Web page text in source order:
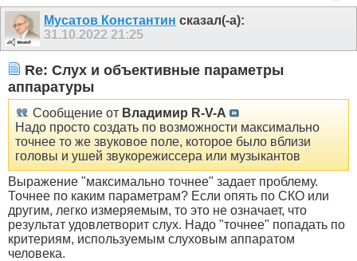
Мусатов Константин сказал(-а):
31.10.2022 21:25
Re: Слух и объективные параметры
аппаратуры
Сообщение от Владимир R-V-A
Надо просто создать по возможности максимально
точнее то же звуковое поле, которое было вблизи
головы и ушей звукорежиссера или музыкантов
Выражение "максимально точнее" задает проблему.
Точнее по каким параметрам? Если опять по СКО или
другим, легко измеряемым, то это не означает, что
результат удовлетворит слух. Надо "точнее" попадать по
критериям, используемым слуховым аппаратом
человека.